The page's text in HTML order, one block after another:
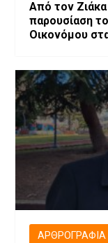
Από τον Ζιάκα
παρουσίαση
Οικονόμου
ΑΡΘΡΟΓΡΑΦΊΑ